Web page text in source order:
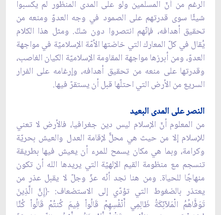
الرغم من أنّ المسلمين ولو على المدى المنظور لم يكسبوا
شيئًا سوى قدرتهم على الصمود في وجه العدوّ ومنعه من
تحقيق أهدافه، فإنّهم انتصروا دون شكّ. ومثل هذا الكلام
يُقال في كلّ المعارك التي خاضتها الأمّة الإسلاميّة في مواجهة
العدوّ، ومن أبرزها مواجهة المقاومة الإسلاميّة الكيان الغاصب،
وقدرتها على منعه من تحقيق أهدافه، وإرغامه على الفرار
السريع من الأرض التي احتلّها قبل أن يستقرّ فيها.
النصر على المدى البعيد
من المعلوم أنّ الإسلام ليس دين جغرافيا، فالأرض لا تعني
للإسلام إلا من حيث هي محلٌّ لإقامة العدل والعيش بحريّة
وكرامة، وبما هي مكان يسمح للمرء أن يعيش فيها بطريقة
تنسجم مع منظومة القيم الإلهيّة التي يريدها الله أن تكون
منهاجًا للحياة. ومن هنا نجد أنّه عزّ وجلّ لا يقبل عذر من
يعتذر بالضغوط التي تؤدّي إلى الاستضعاف: ﴿إِنَّ الَّذِينَ
تَوَفَّاهُمُ الْمَلآئِكَةُ ظَالِمِي أَنْفُسِهِمْ قَالُواْ فِيمَ كُنتُمْ قَالُواْ كُنَّا